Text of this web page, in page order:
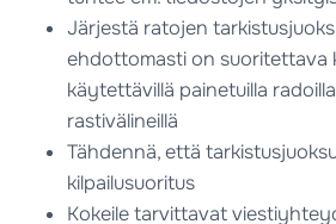
Järjestä ratojen
ehdottomasti on suoritettava
käytettävillä painetuilla
rastivälineillä
Tähdennä, että
kilpailusuoritus
Kokeile tarvittavat